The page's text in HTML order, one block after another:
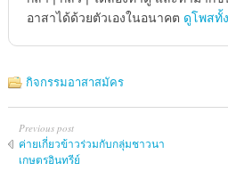
อาสาได้ด้วยตัวเองในอนาคต ดูโพสทั้
กิจกรรมอาสาสมัคร
Previous post
ค่ายเกี่ยวข้าวร่วมกับกลุ่มชาวนา
เกษตรอินทรีย์